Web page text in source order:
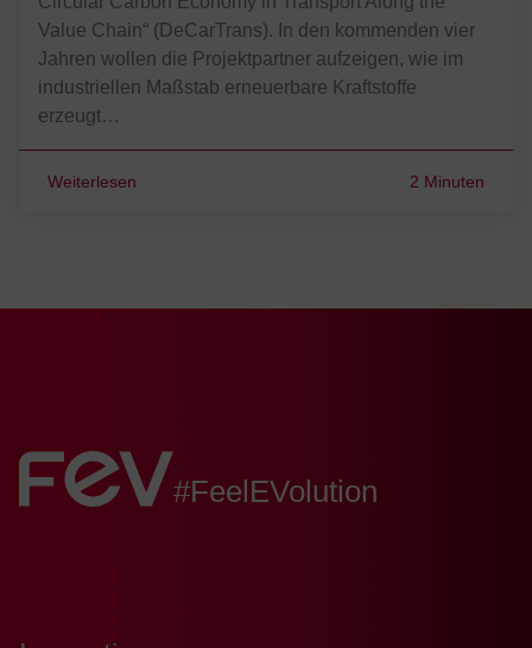
Value Chain“ (DeCarTrans). In den kommenden vier
Jahren wollen die Projektpartner aufzeigen, wie im
industriellen Maßstab erneuerbare Kraftstoffe
erzeugt…
Weiterlesen 2 Minuten
FEV:
#FeelEVolution